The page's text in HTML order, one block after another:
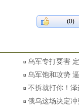
(0)
乌军专打要害
乌军饱和攻势
不拆就打你！
俄乌这场决定